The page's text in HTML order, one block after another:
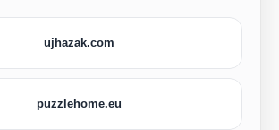
ujhazak.com
puzzlehome.eu